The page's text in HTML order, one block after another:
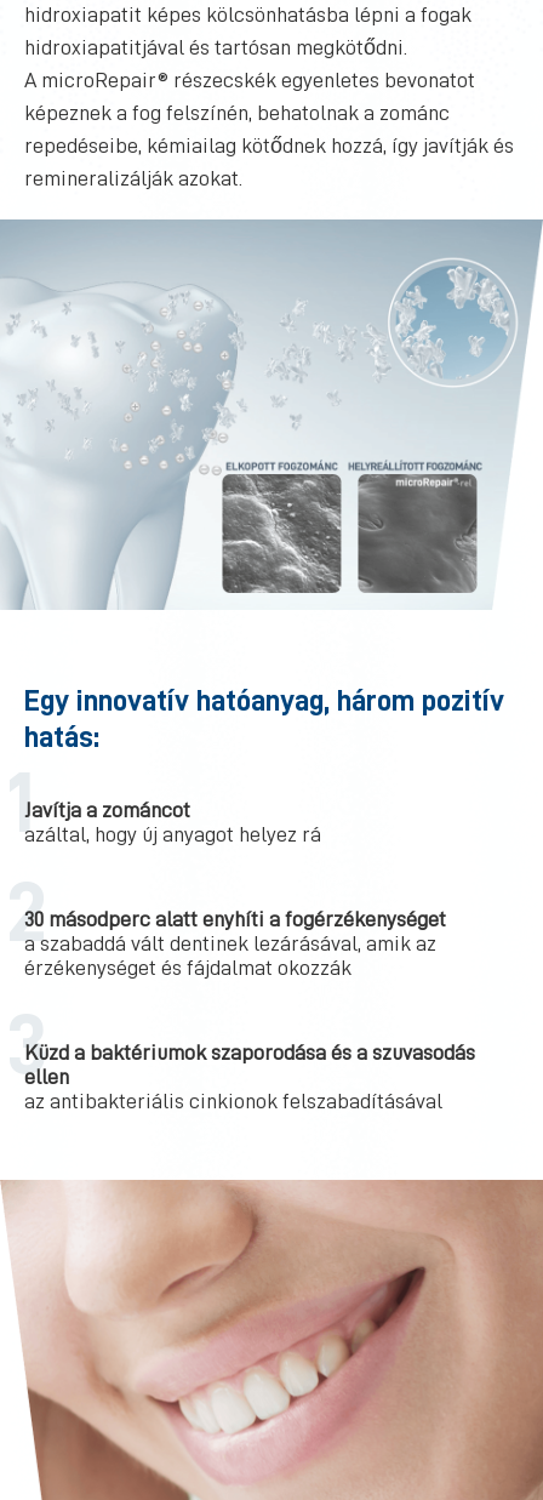
hidroxiapatit képes kölcsönhatásba lépni a fogak
hidroxiapatitjával és tartósan megkötődni.
A microRepair® részecskék egyenletes bevonatot
képeznek a fog felszínén, behatolnak a zománc
repedéseibe, kémiailag kötődnek hozzá, így javítják és
remineralizálják azokat.
Egy innovatív hatóanyag, három pozitív
hatás:
Javítja a zománcot
azáltal, hogy új anyagot helyez rá
30 másodperc alatt enyhíti a fogérzékenységet
a szabaddá vált dentinek lezárásával, amik az
érzékenységet és fájdalmat okozzák
Küzd a baktériumok szaporodása és a szuvasodás
ellen
az antibakteriális cinkionok felszabadításával